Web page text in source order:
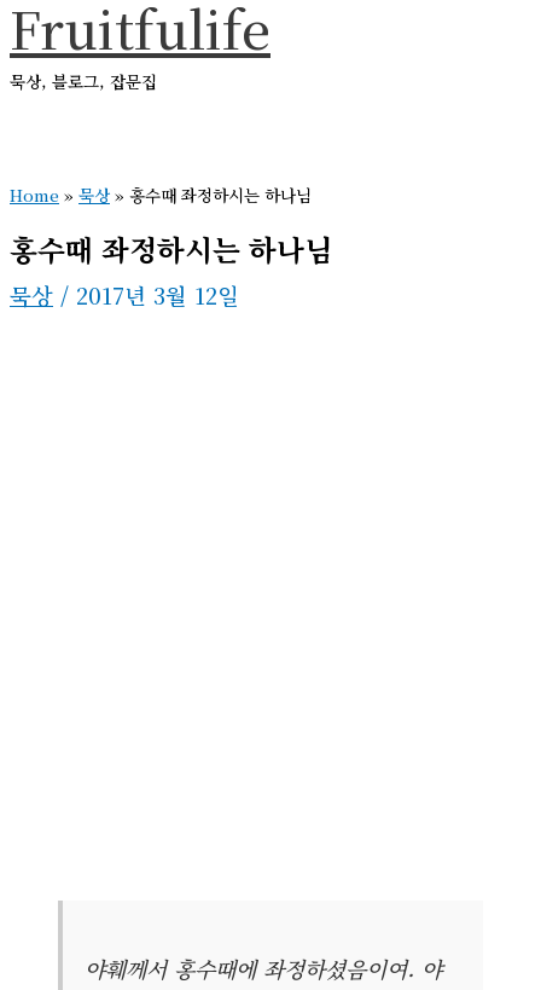
콘
텐
츠
너
뛰
기
Fruitfulife
묵상, 블로그, 잡문집
메
Home » 묵상 » 홍수때 좌정하시는 하나님
홍수때 좌정하시는 하나님
묵상 / 2017년 3월 12일
야훼께서 홍수때에 좌정하셨음이여. 야